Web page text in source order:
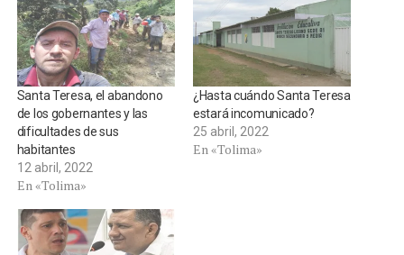
Santa Teresa, el abandono
de los gobernantes y las
dificultades de sus
habitantes
12 abril, 2022
En «Tolima»
¿Hasta cuándo Santa Teresa
estará incomunicado?
25 abril, 2022
En «Tolima»